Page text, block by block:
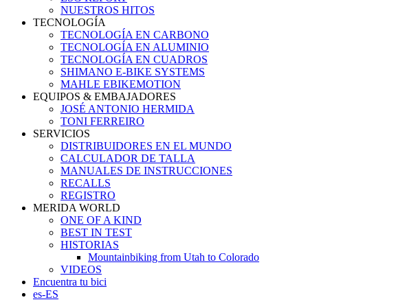
NUESTROS HITOS
TECNOLOGÍA
TECNOLOGÍA EN CARBONO
TECNOLOGÍA EN ALUMINIO
TECNOLOGÍA EN CUADROS
SHIMANO E-BIKE SYSTEMS
MAHLE EBIKEMOTION
EQUIPOS & EMBAJADORES
JOSÉ ANTONIO HERMIDA
TONI FERREIRO
SERVICIOS
DISTRIBUIDORES EN EL MUNDO
CALCULADOR DE TALLA
MANUALES DE INSTRUCCIONES
RECALLS
REGISTRO
MERIDA WORLD
ONE OF A KIND
BEST IN TEST
HISTORIAS
Mountainbiking from Utah to Colorado
VIDEOS
Encuentra tu bici
es-ES